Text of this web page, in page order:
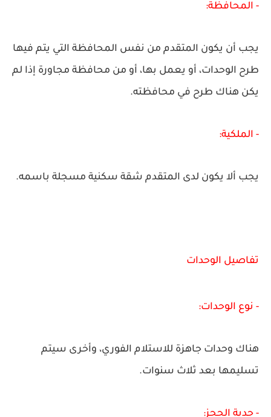
- المحافظة:
يجب أن يكون المتقدم من نفس المحافظة التي يتم فيها
طرح الوحدات، أو يعمل بها، أو من محافظة مجاورة إذا لم
يكن هناك طرح في محافظته.
- الملكية:
يجب ألا يكون لدى المتقدم شقة سكنية مسجلة باسمه.
تفاصيل الوحدات
- نوع الوحدات:
هناك وحدات جاهزة للاستلام الفوري، وأخرى سيتم
تسليمها بعد ثلاث سنوات.
- جدية الحجز: